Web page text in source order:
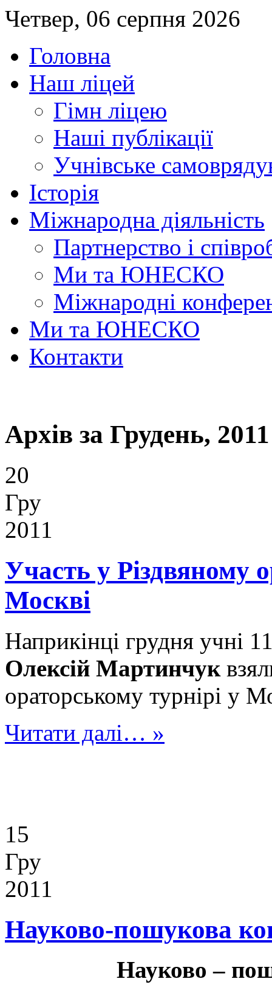
Четвер, 06 серпня 2026
Головна
Наш ліцей
Гімн ліцею
Наші публікації
Учнівське
Історія
Міжнародна діяльність
Партнерство і
Ми та ЮНЕСКО
Міжнародні
Ми та ЮНЕСКО
Контакти
Архів за Грудень, 2011
20
Гру
2011
Участь у Різдвяному
Москві
Наприкінці грудня учні
Олексій Мартинчук
ораторському турнірі у
Читати далі… »
15
Гру
2011
Науково-пошукова
Науково –